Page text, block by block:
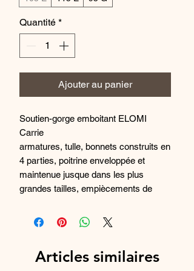
Quantité *
Ajouter au panier
Soutien-gorge emboitant ELOMI
Carrie
armatures, tulle, bonnets construits en
4 parties, poitrine enveloppée et
maintenue jusque dans les plus
grandes tailles, empiècements de
bonnets, dos cheminée élastiqué,
larges bretelles extensibles et
Articles similaires